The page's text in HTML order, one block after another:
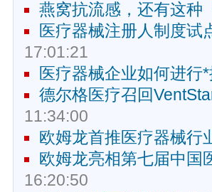
燕窝抗流感，还有这种
医疗器械注册人制度试
17:01:21
医疗器械企业如何进行
德尔格医疗召回
11:34:00
欧姆龙首推医疗器械行
欧姆龙亮相第七届中国
16:20:50